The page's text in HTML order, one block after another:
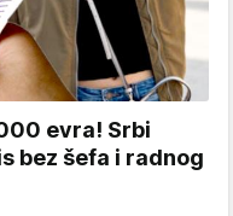
evra! Srbi
bez šefa i radnog